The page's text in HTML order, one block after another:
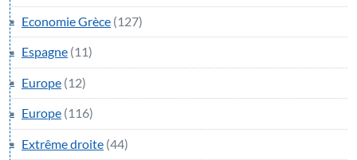
Economie Grèce (127)
Espagne (11)
Europe (12)
Europe (116)
Extrême droite (44)